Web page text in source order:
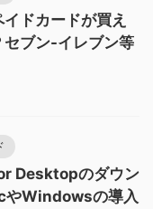
ドカードが買え
セブン-イレブン等
Desktopのダウン
やWindowsの導入